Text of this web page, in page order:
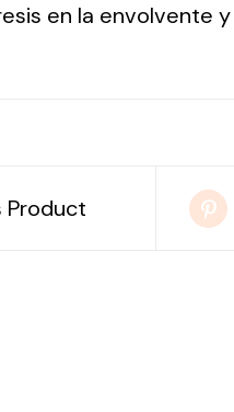
en la envolvente y
Product